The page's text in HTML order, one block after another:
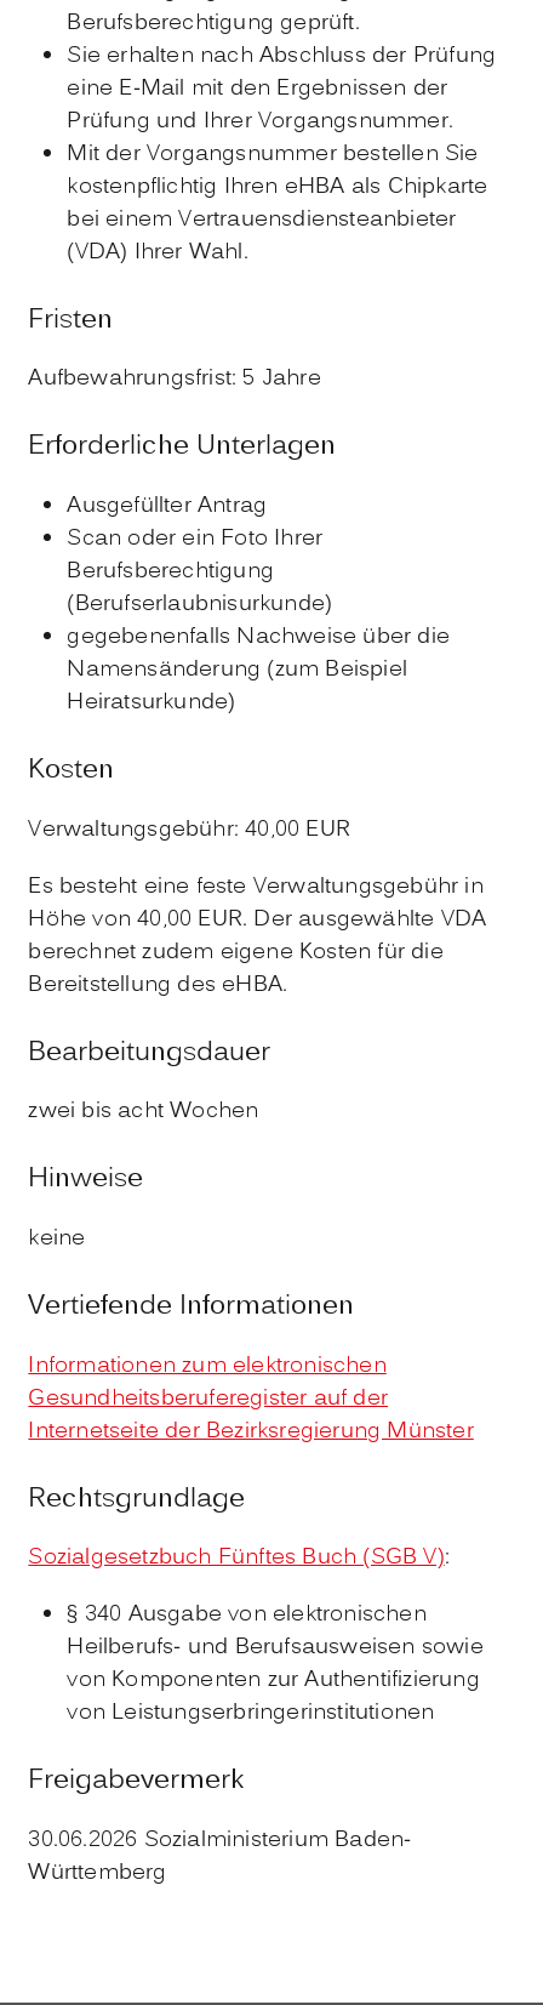
Berufsberechtigung geprüft.
Sie erhalten nach Abschluss der Prüfung
eine E-Mail mit den Ergebnissen der
Prüfung und Ihrer Vorgangsnummer.
Mit der Vorgangsnummer bestellen Sie
kostenpflichtig Ihren eHBA als Chipkarte
bei einem Vertrauensdiensteanbieter
(VDA) Ihrer Wahl.
Fristen
Aufbewahrungsfrist: 5 Jahre
Erforderliche Unterlagen
Ausgefüllter Antrag
Scan oder ein Foto Ihrer
Berufsberechtigung
(Berufserlaubnisurkunde)
gegebenenfalls Nachweise über die
Namensänderung (zum Beispiel
Heiratsurkunde)
Kosten
Verwaltungsgebühr: 40,00 EUR
Es besteht eine feste Verwaltungsgebühr in
Höhe von 40,00 EUR. Der ausgewählte VDA
berechnet zudem eigene Kosten für die
Bereitstellung des eHBA.
Bearbeitungsdauer
zwei bis acht Wochen
Hinweise
keine
Vertiefende Informationen
Informationen zum elektronischen
Gesundheitsberuferegister auf der
Internetseite der Bezirksregierung Münster
Rechtsgrundlage
Sozialgesetzbuch Fünftes Buch (SGB V):
§ 340 Ausgabe von elektronischen
Heilberufs- und Berufsausweisen sowie
von Komponenten zur Authentifizierung
von Leistungserbringerinstitutionen
Freigabevermerk
30.06.2026 Sozialministerium Baden-
Württemberg